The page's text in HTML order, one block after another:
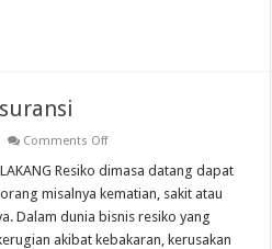
Comments Offon
Tentang
Resiko dimasa datang dapat
misalnya kematian, sakit atau
Dalam dunia bisnis resiko yang
akibat kebakaran, kerusakan